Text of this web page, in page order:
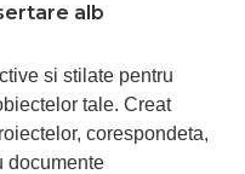
alb
si stilate pentru
tale. Creat
corespondeta,
documente